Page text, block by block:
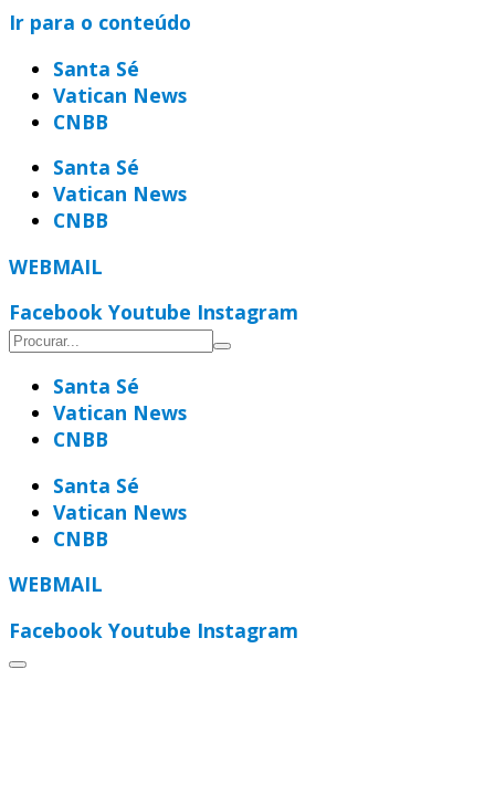
Ir para o conteúdo
Santa Sé
Vatican News
CNBB
Santa Sé
Vatican News
CNBB
WEBMAIL
Facebook Youtube Instagram
Santa Sé
Vatican News
CNBB
Santa Sé
Vatican News
CNBB
WEBMAIL
Facebook Youtube Instagram